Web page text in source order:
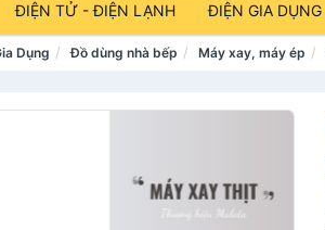
ĐIỆN TỬ - ĐIỆN LẠNH ĐIỆN GIA DỤNG
Dụng Đồ dùng nhà bếp Máy xay, máy ép